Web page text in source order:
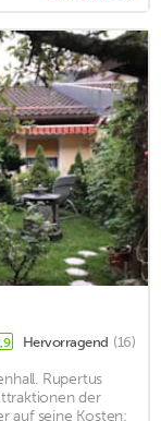
Hervorragend (16)
Rupertus
der
auf seine Kosten: